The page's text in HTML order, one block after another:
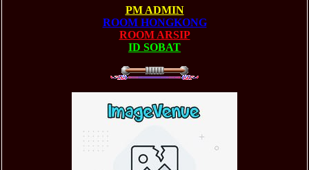
PM ADMIN
ROOM HONGKONG
ROOM ARSIP
ID SOBAT